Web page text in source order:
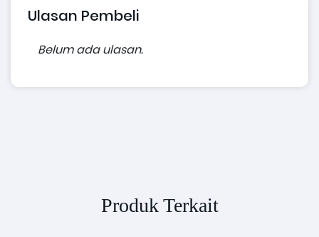
Ulasan Pembeli
Belum ada ulasan.
Produk Terkait